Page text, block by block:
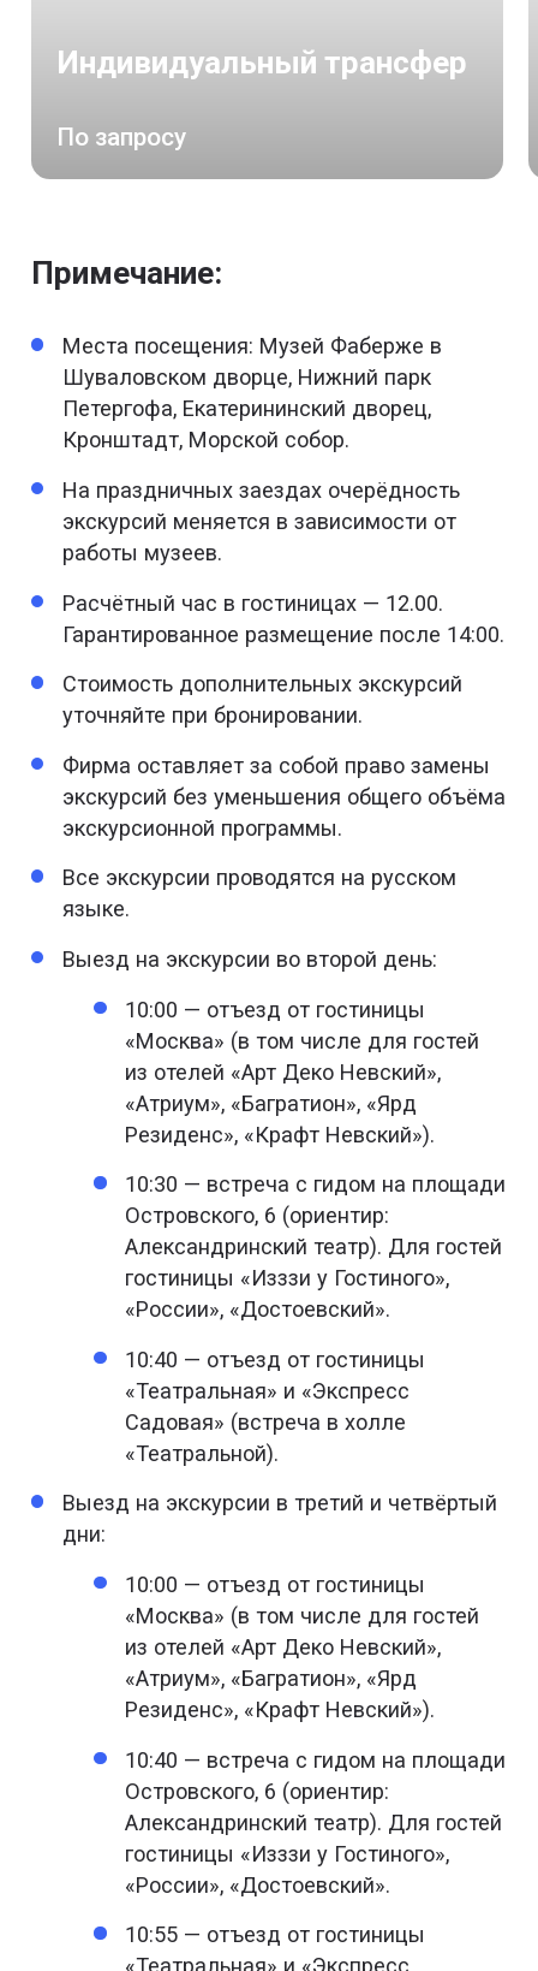
Индивидуальный трансфер
По запросу
Примечание:
Места посещения: Музей Фаберже в
Шуваловском дворце, Нижний парк
Петергофа, Екатерининский дворец,
Кронштадт, Морской собор.
На праздничных заездах очерёдность
экскурсий меняется в зависимости от
работы музеев.
Расчётный час в гостиницах — 12.00.
Гарантированное размещение после 14:00.
Стоимость дополнительных экскурсий
уточняйте при бронировании.
Фирма оставляет за собой право замены
экскурсий без уменьшения общего объёма
экскурсионной программы.
Все экскурсии проводятся на русском
языке.
Выезд на экскурсии во второй день:
10:00 — отъезд от гостиницы
«Москва» (в том числе для гостей
из отелей «Арт Деко Невский»,
«Атриум», «Багратион», «Ярд
Резиденс», «Крафт Невский»).
10:30 — встреча с гидом на площади
Островского, 6 (ориентир:
Александринский театр). Для гостей
гостиницы «Изззи у Гостиного»,
«России», «Достоевский».
10:40 — отъезд от гостиницы
«Театральная» и «Экспресс
Садовая» (встреча в холле
«Театральной).
Выезд на экскурсии в третий и четвёртый
дни:
10:00 — отъезд от гостиницы
«Москва» (в том числе для гостей
из отелей «Арт Деко Невский»,
«Атриум», «Багратион», «Ярд
Резиденс», «Крафт Невский»).
10:40 — встреча с гидом на площади
Островского, 6 (ориентир:
Александринский театр). Для гостей
гостиницы «Изззи у Гостиного»,
«России», «Достоевский».
10:55 — отъезд от гостиницы
«Театральная» и «Экспресс